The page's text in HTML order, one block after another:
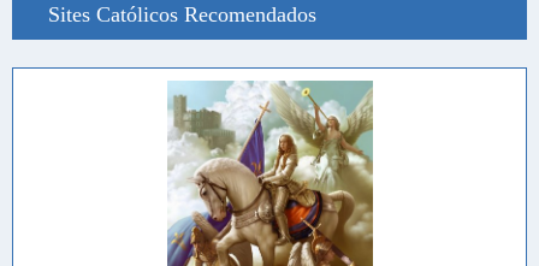
Sites Católicos Recomendados